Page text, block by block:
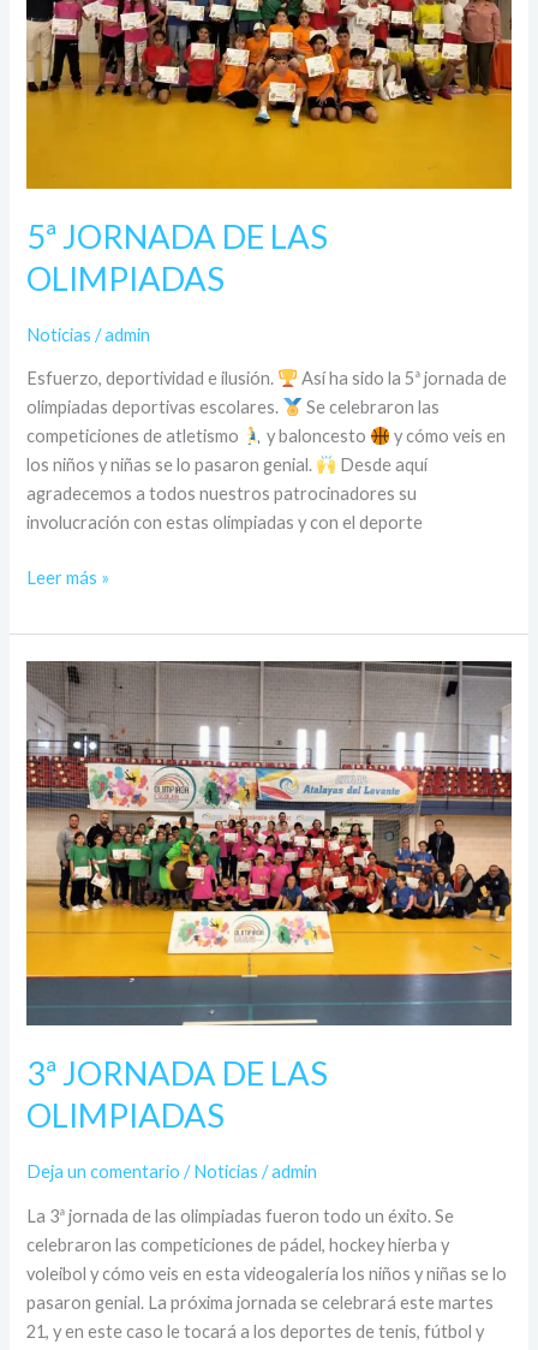
5ª JORNADA DE LAS
OLIMPIADAS
Noticias /admin
Esfuerzo, deportividad e ilusión.
Así ha sido la 5ª jornada de
olimpiadas deportivas escolares.
Se celebraron las
competiciones de atletismo
y baloncesto
y cómo veis en
los niños y niñas se lo pasaron genial.
Desde aquí
agradecemos a todos nuestros patrocinadores su
involucración con estas olimpiadas y con el deporte
Leer más »
3ª JORNADA DE LAS
OLIMPIADAS
Deja un comentario /Noticias /admin
La 3ª jornada de las olimpiadas fueron todo un éxito. Se
celebraron las competiciones de pádel, hockey hierba y
voleibol y cómo veis en esta videogalería los niños y niñas se lo
pasaron genial. La próxima jornada se celebrará este martes
21, y en este caso le tocará a los deportes de tenis, fútbol y
JORNADA
DE
LAS
OLIMPIADAS